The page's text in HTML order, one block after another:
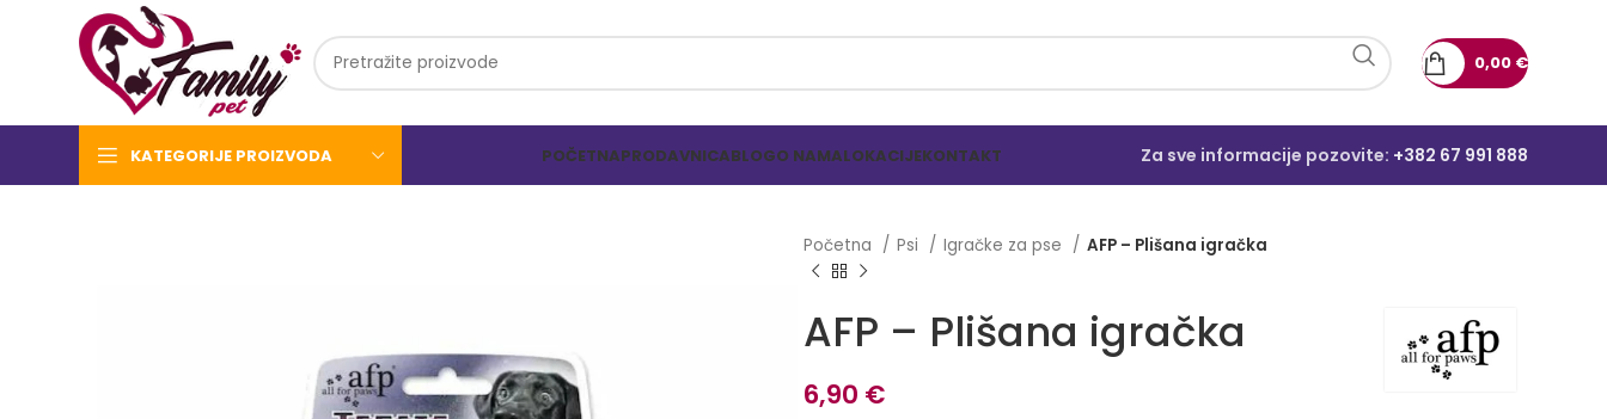
0,00 €
KATEGORIJE PROIZVODA POČETNAPRODAVNICABLOGO NAMALOKACIJEKONTAKT Za sve informacije pozovite: +382 67 991 888
Početna Psi Igračke za pse AFP – Plišana igračka
AFP – Plišana igračka
6,90 €